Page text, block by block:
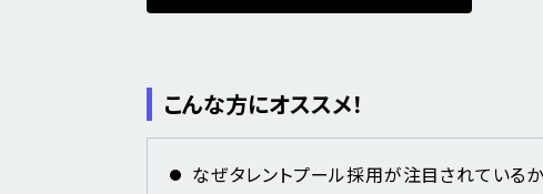
こんな方にオススメ！
なぜタレントプール採用が注目されている